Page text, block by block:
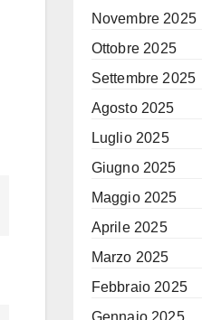
Novembre 2025
Ottobre 2025
Settembre 2025
Agosto 2025
Luglio 2025
Giugno 2025
Maggio 2025
Aprile 2025
Marzo 2025
Febbraio 2025
Gennaio 2025